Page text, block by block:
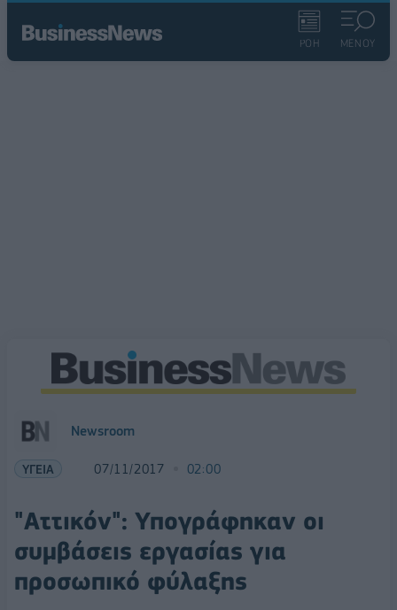
ΡΟΗ ΜΕΝΟΥ
Newsroom
ΥΓΕΙΑ 07/11/2017 02:00
"Αττικόν": Υπογράφηκαν οι
συμβάσεις εργασίας για
προσωπικό φύλαξης